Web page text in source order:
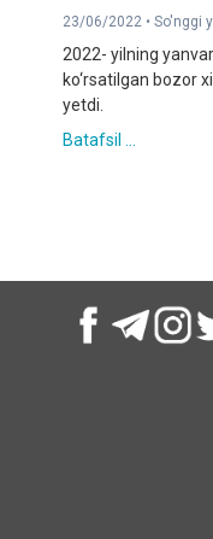
23/06/2022 •So'nggi
2022- yilning
ko‘rsatilgan bozor
yetdi.
Batafsil ...